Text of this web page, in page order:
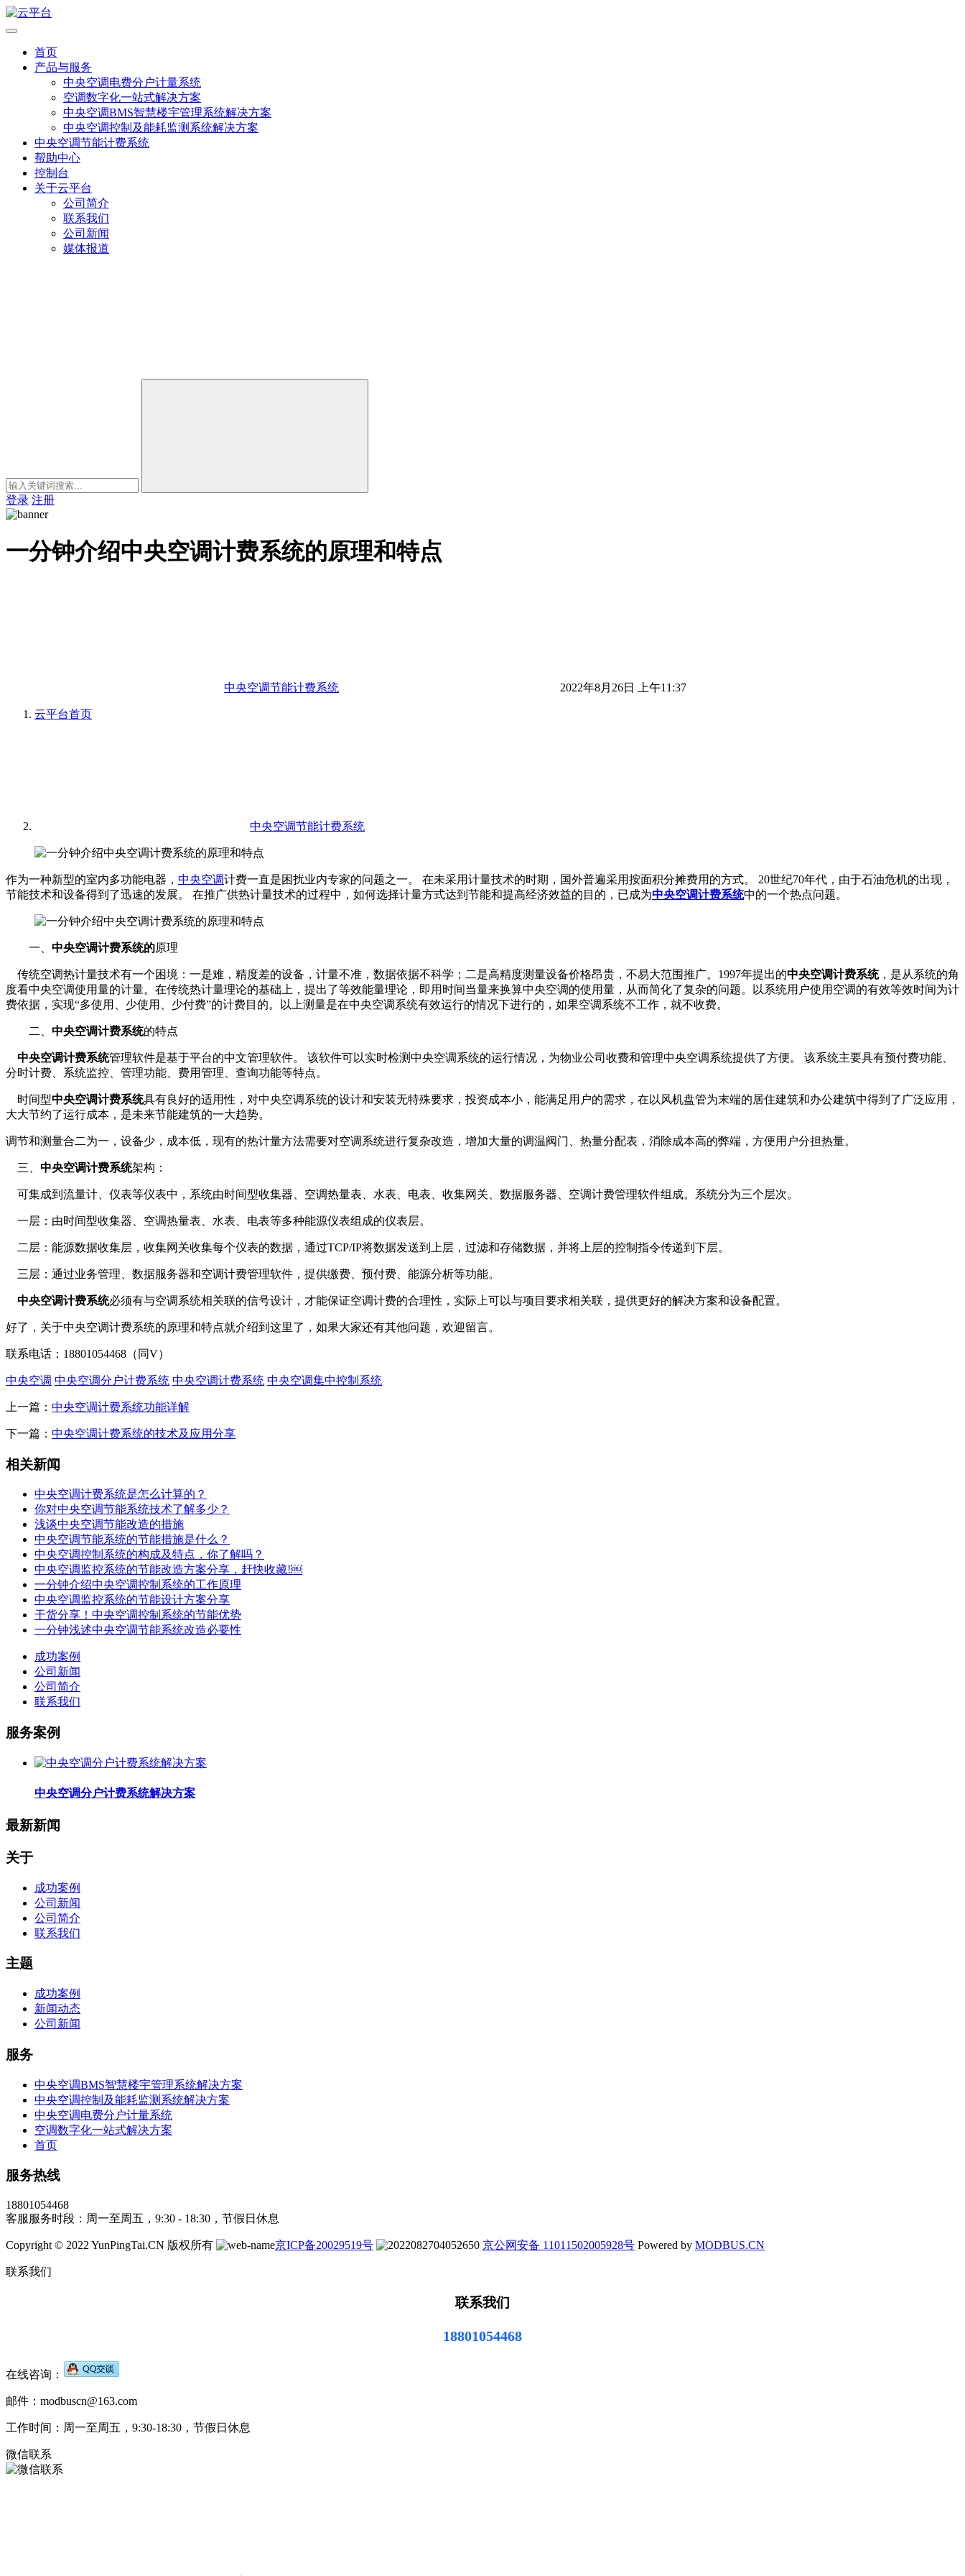
首页
产品与服务
中央空调电费分户计量系统
空调数字化一站式解决方案
中央空调BMS智慧楼宇管理系统解决方案
中央空调控制及能耗监测系统解决方案
中央空调节能计费系统
帮助中心
控制台
关于云平台
公司简介
联系我们
公司新闻
媒体报道
登录 注册
一分钟介绍中央空调计费系统的原理和特点
中央空调节能计费系统 2022年8月26日 上午11:37
云平台首页
中央空调节能计费系统
作为一种新型的室内多功能电器， 中央空调计费一直是困扰业内专家的问题之一。 在未采用计量技术的时期，国外普遍采用按面积分摊费用的方式。 20世纪70年代，由于石油危机的出现，
节能技术和设备得到了迅速的发展。 在推广供热计量技术的过程中，如何选择计量方式达到节能和提高经济效益的目的，已成为中央空调计费系统中的一个热点问题。
一、 中央空调计费系统的原理
传统空调热计量技术有一个困境：一是难，精度差的设备，计量不准，数据依据不科学；二是高精度测量设备价格昂贵，不易大范围推广。1997年提出的中央空调计费系统，是从系统的角
度看中央空调使用量的计量。在传统热计量理论的基础上，提出了等效能量理论，即用时间当量来换算中央空调的使用量，从而简化了复杂的问题。以系统用户使用空调的有效等效时间为计
费依据，实现“多使用、少使用、少付费”的计费目的。以上测量是在中央空调系统有效运行的情况下进行的，如果空调系统不工作，就不收费。
二、 中央空调计费系统的特点
中央空调计费系统管理软件是基于平台的中文管理软件。 该软件可以实时检测中央空调系统的运行情况，为物业公司收费和管理中央空调系统提供了方便。 该系统主要具有预付费功能、
分时计费、系统监控、管理功能、费用管理、查询功能等特点。
时间型中央空调计费系统具有良好的适用性，对中央空调系统的设计和安装无特殊要求，投资成本小，能满足用户的需求，在以风机盘管为末端的居住建筑和办公建筑中得到了广泛应用，
大大节约了运行成本，是未来节能建筑的一大趋势。
调节和测量合二为一，设备少，成本低，现有的热计量方法需要对空调系统进行复杂改造，增加大量的调温阀门、热量分配表，消除成本高的弊端，方便用户分担热量。
三、 中央空调计费系统架构：
可集成到流量计、仪表等仪表中，系统由时间型收集器、空调热量表、水表、电表、收集网关、数据服务器、空调计费管理软件组成。系统分为三个层次。
一层：由时间型收集器、空调热量表、水表、电表等多种能源仪表组成的仪表层。
二层：能源数据收集层，收集网关收集每个仪表的数据，通过TCP/IP将数据发送到上层，过滤和存储数据，并将上层的控制指令传递到下层。
三层：通过业务管理、数据服务器和空调计费管理软件，提供缴费、预付费、能源分析等功能。
中央空调计费系统必须有与空调系统相关联的信号设计，才能保证空调计费的合理性，实际上可以与项目要求相关联，提供更好的解决方案和设备配置。
好了，关于中央空调计费系统的原理和特点就介绍到这里了，如果大家还有其他问题，欢迎留言。
联系电话：18801054468（同V）
中央空调 中央空调分户计费系统 中央空调计费系统 中央空调集中控制系统
上一篇： 中央空调计费系统功能详解
下一篇： 中央空调计费系统的技术及应用分享
相关新闻
中央空调计费系统是怎么计算的？
你对中央空调节能系统技术了解多少？
浅谈中央空调节能改造的措施
中央空调节能系统的节能措施是什么？
中央空调控制系统的构成及特点，你了解吗？
中央空调监控系统的节能改造方案分享，赶快收藏!￼
一分钟介绍中央空调控制系统的工作原理
中央空调监控系统的节能设计方案分享
干货分享！中央空调控制系统的节能优势
一分钟浅述中央空调节能系统改造必要性
成功案例
公司新闻
公司简介
联系我们
服务案例
中央空调分户计费系统解决方案
最新新闻
关于
成功案例
公司新闻
公司简介
联系我们
主题
成功案例
新闻动态
公司新闻
服务
中央空调BMS智慧楼宇管理系统解决方案
中央空调控制及能耗监测系统解决方案
中央空调电费分户计量系统
空调数字化一站式解决方案
首页
服务热线
18801054468
客服服务时段：周一至周五，9:30 - 18:30，节假日休息
Copyright © 2022 YunPingTai.CN 版权所有 京ICP备20029519号 京公网安备 11011502005928号 Powered by MODBUS.CN
联系我们
联系我们
18801054468
在线咨询：
邮件：modbuscn@163.com
工作时间：周一至周五，9:30-18:30，节假日休息
微信联系